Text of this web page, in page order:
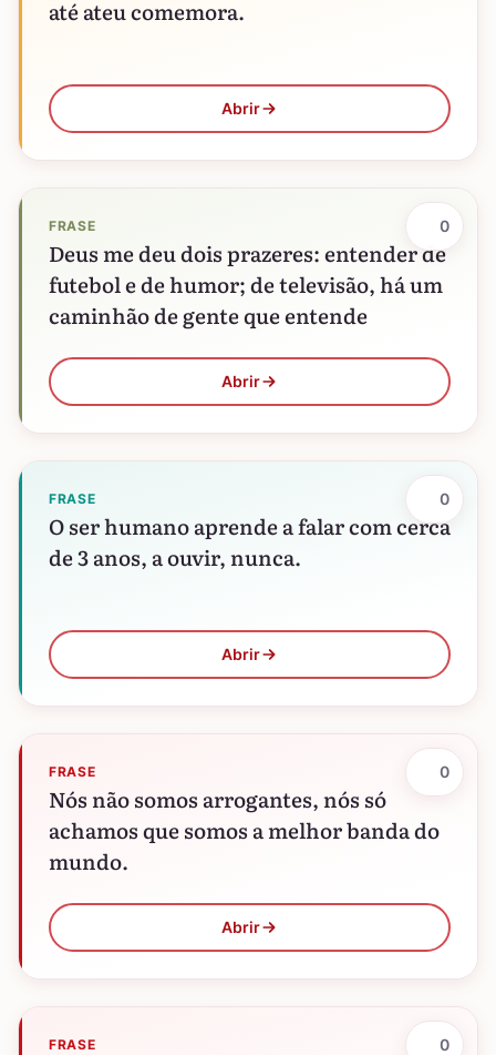
até ateu comemora.
Abrir
FRASE
Deus me deu dois prazeres: entender de
futebol e de humor; de televisão, há um
caminhão de gente que entende
Abrir
0
FRASE
O ser humano aprende a falar com cerca
de 3 anos, a ouvir, nunca.
Abrir
0
FRASE
Nós não somos arrogantes, nós só
achamos que somos a melhor banda do
mundo.
Abrir
0
FRASE 0